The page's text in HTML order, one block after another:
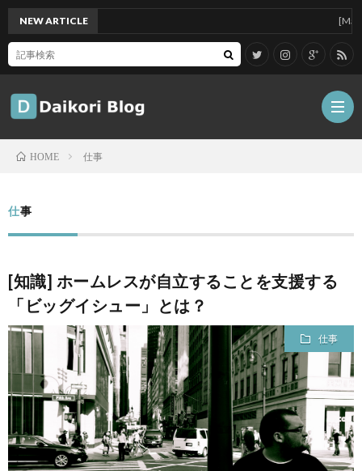
記
Tips
ジ
ェ
ッ
ト
グ
ル
メ
旅
行・
散
こ
の
NEW ARTICLE [Mac]Mac
HOME 仕事
仕事
[知識] ホームレスが自立することを支援する
「ビッグイシュー」とは？
仕事